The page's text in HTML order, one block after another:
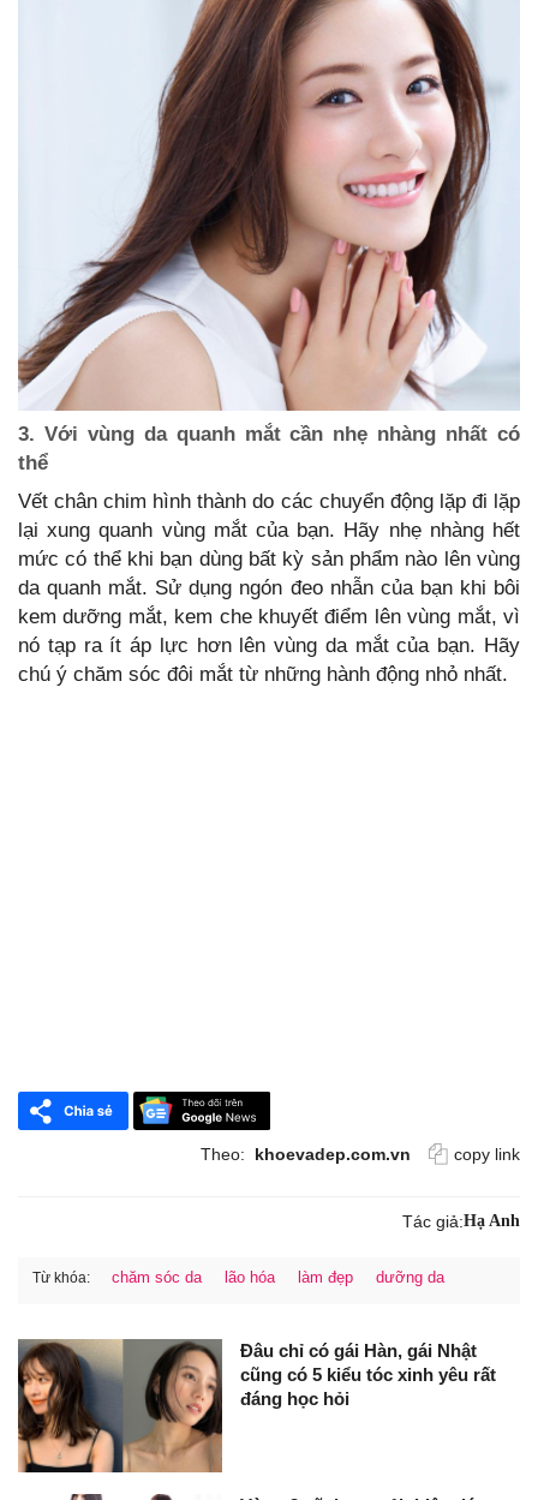
3. Với vùng da quanh mắt cần nhẹ nhàng nhất có
thể
Vết chân chim hình thành do các chuyển động lặp đi lặp
lại xung quanh vùng mắt của bạn. Hãy nhẹ nhàng hết
mức có thể khi bạn dùng bất kỳ sản phẩm nào lên vùng
da quanh mắt. Sử dụng ngón đeo nhẫn của bạn khi bôi
kem dưỡng mắt, kem che khuyết điểm lên vùng mắt, vì
nó tạp ra ít áp lực hơn lên vùng da mắt của bạn. Hãy
chú ý chăm sóc đôi mắt từ những hành động nhỏ nhất.
Theo: khoevadep.com.vn copy link
Tác giả:Hạ Anh
Từ khóa: chăm sóc da lão hóa làm đẹp dưỡng da
Đâu chỉ có gái Hàn, gái Nhật
cũng có 5 kiểu tóc xinh yêu rất
đáng học hỏi